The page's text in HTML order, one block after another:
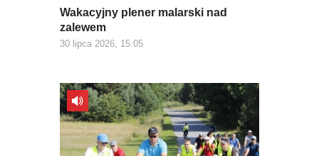
Wakacyjny plener malarski nad
zalewem
30 lipca 2026, 15:05